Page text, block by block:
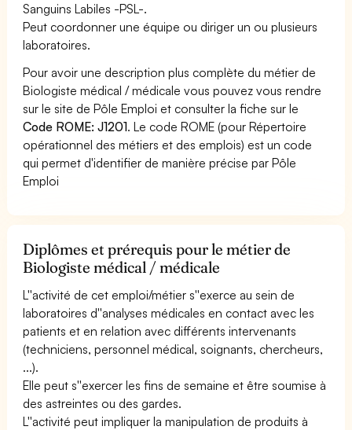
Sanguins Labiles -PSL-.
Peut coordonner une équipe ou diriger un ou plusieurs
laboratoires.
Pour avoir une description plus complète du métier de
Biologiste médical / médicale vous pouvez vous rendre
sur le site de Pôle Emploi et consulter la fiche sur le
Code ROME: J1201. Le code ROME (pour Répertoire
opérationnel des métiers et des emplois) est un code
qui permet d'identifier de manière précise par Pôle
Emploi
Diplômes et prérequis pour le métier de
Biologiste médical / médicale
L''activité de cet emploi/métier s''exerce au sein de
laboratoires d''analyses médicales en contact avec les
patients et en relation avec différents intervenants
(techniciens, personnel médical, soignants, chercheurs,
...).
Elle peut s''exercer les fins de semaine et être soumise à
des astreintes ou des gardes.
L''activité peut impliquer la manipulation de produits à